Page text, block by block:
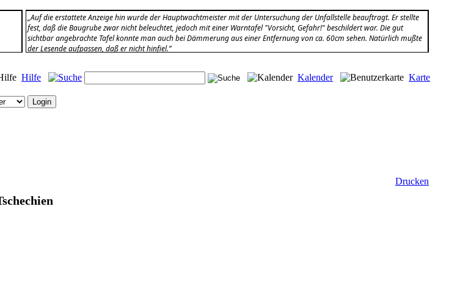
„Auf die erstattete Anzeige hin wurde der Hauptwachtmeister mit der Untersuchung der Unfallstelle beauftragt. Er stellte
fest, daß die Baugrube zwar nicht beleuchtet, jedoch mit einer Warntafel "Vorsicht, Gefahr!" beschildert war. Die gut
sichtbar angebrachte Tafel konnte man auch bei Dämmerung aus einer Entfernung von ca. 60cm sehen. Natürlich mußte
der Lesende aufpassen, daß er nicht hinfiel.”
Hilfe Kalender
Karte
Drucken